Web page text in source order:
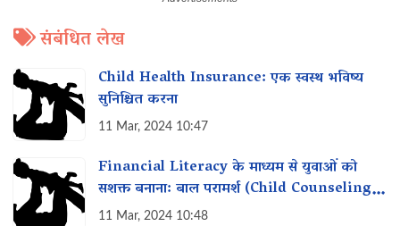
संबंधित लेख
Child Health Insurance: एक स्वस्थ भविष्य
सुनिश्चित करना
11 Mar, 2024 10:47
Financial Literacy के माध्यम से युवाओं को
सशक्त बनाना: बाल परामर्श (Child Counseling)
का महत्व
11 Mar, 2024 10:48